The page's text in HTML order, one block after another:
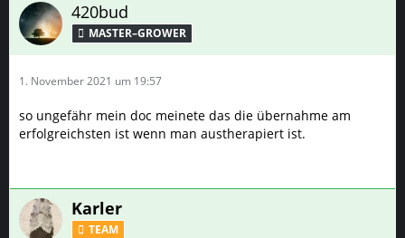
420bud
MASTER–GROWER
1. November 2021 um 19:57
so ungefähr mein doc meinete das die übernahme am
erfolgreichsten ist wenn man austherapiert ist.
Karler
TEAM